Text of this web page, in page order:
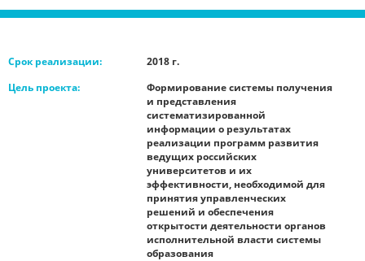
Срок реализации:
Цель проекта:
2018 г.
Формирование системы получения
и представления
систематизированной
информации о результатах
реализации программ развития
ведущих российских
университетов и их
эффективности, необходимой для
принятия управленческих
решений и обеспечения
открытости деятельности органов
исполнительной власти системы
образования